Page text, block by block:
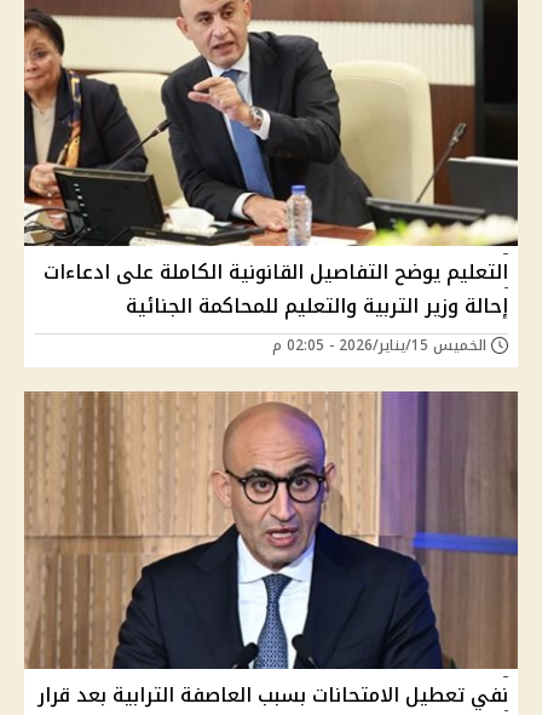
التعليم يوضح التفاصيل القانونية الكاملة على ادعاءات
إحالة وزير التربية والتعليم للمحاكمة الجنائية
الخميس 15/يناير/2026 - 02:05 م
نفي تعطيل الامتحانات بسبب العاصفة الترابية بعد قرار